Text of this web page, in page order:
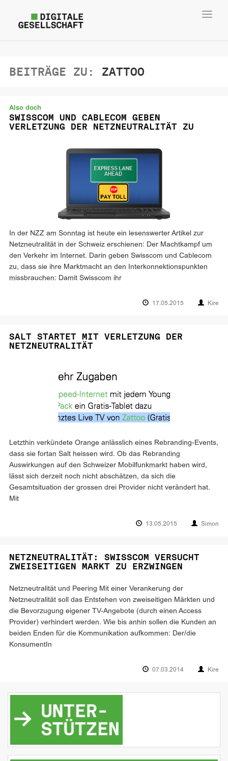
BEITRÄGE ZU: ZATTOO
Also doch
SWISSCOM UND CABLECOM GEBEN
VERLETZUNG DER NETZNEUTRALITÄT ZU
In der NZZ am Sonntag ist heute ein lesenswerter Artikel zur
Netzneutralität in der Schweiz erschienen: Der Machtkampf um
den Verkehr im Internet. Darin geben Swisscom und Cablecom
zu, dass sie ihre Marktmacht an den Interkonnektionspunkten
missbrauchen: Damit Swisscom ihr
17.05.2015 Kire
SALT STARTET MIT VERLETZUNG DER
NETZNEUTRALITÄT
Letzthin verkündete Orange anlässlich eines Rebranding-Events,
dass sie fortan Salt heissen wird. Ob das Rebranding
Auswirkungen auf den Schweizer Mobilfunkmarkt haben wird,
lässt sich derzeit noch nicht abschätzen, da sich die
Gesamtsituation der grossen drei Provider nicht verändert hat.
Mit
13.05.2015 Simon
NETZNEUTRALITÄT: SWISSCOM VERSUCHT
ZWEISEITIGEN MARKT ZU ERZWINGEN
Netzneutralität und Peering Mit einer Verankerung der
Netzneutralität soll das Entstehen von zweiseitigen Märkten und
die Bevorzugung eigener TV-Angebote (durch einen Access
Provider) verhindert werden. Wie bis anhin sollen die Kunden an
beiden Enden für die Kommunikation aufkommen: Der/die
KonsumentIn
07.03.2014 Kire